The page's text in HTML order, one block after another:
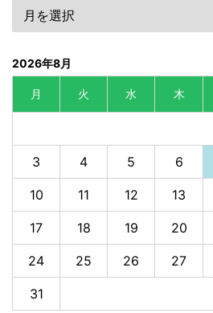
2026年8月
月 火 水 木
3 4 5 6
10 11 12 13
17 18 19 20
24 25 26 27
31